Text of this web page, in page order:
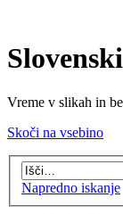
Vreme v slikah in
Skoči na vsebino
Napredno iskanje